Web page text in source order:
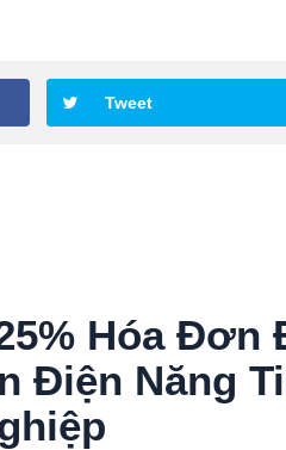
Tweet
Hóa Đơn
Điện Năng